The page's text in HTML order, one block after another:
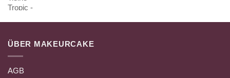
ÜBER MAKEURCAKE
AGB